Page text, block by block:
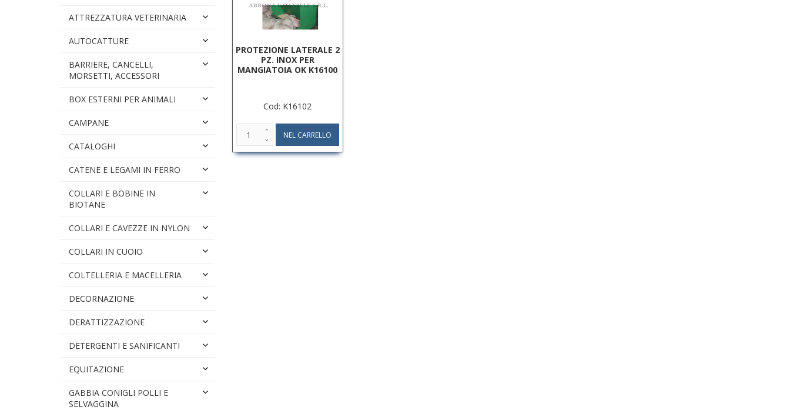
ATTREZZATURA VETERINARIA
AUTOCATTURE
BARRIERE, CANCELLI,
MORSETTI, ACCESSORI
BOX ESTERNI PER ANIMALI
CAMPANE
CATALOGHI
CATENE E LEGAMI IN FERRO
COLLARI E BOBINE IN
BIOTANE
COLLARI E CAVEZZE IN NYLON
COLLARI IN CUOIO
COLTELLERIA E MACELLERIA
DECORNAZIONE
DERATTIZZAZIONE
DETERGENTI E SANIFICANTI
EQUITAZIONE
GABBIA CONIGLI POLLI E
SELVAGGINA
PROTEZIONE LATERALE 2
PZ. INOX PER
MANGIATOIA OK K16100
Cod: K16102